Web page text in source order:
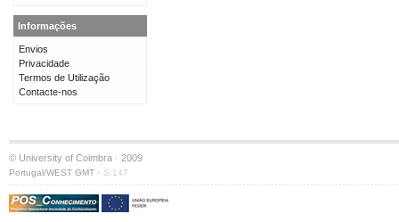
Informações
Envios
Privacidade
Termos de Utilização
Contacte-nos
© University of Coimbra · 2009
Portugal/WEST GMT · S:147